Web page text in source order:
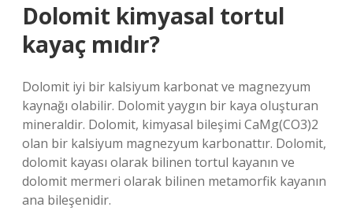
Dolomit kimyasal tortul
kayaç mıdır?
Dolomit iyi bir kalsiyum karbonat ve magnezyum
kaynağı olabilir. Dolomit yaygın bir kaya oluşturan
mineraldir. Dolomit, kimyasal bileşimi CaMg(CO3)2
olan bir kalsiyum magnezyum karbonattır. Dolomit,
dolomit kayası olarak bilinen tortul kayanın ve
dolomit mermeri olarak bilinen metamorfik kayanın
ana bileşenidir.